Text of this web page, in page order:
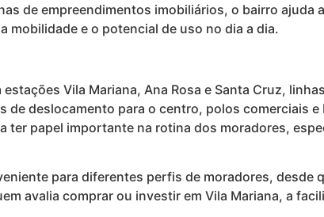
de empreendimentos imobiliários, o bairro
mobilidade e o potencial de uso no dia a dia.
Vila Mariana, Ana Rosa e Santa Cruz,
de deslocamento para o centro, polos comerciais
ter papel importante na rotina dos moradores,
para diferentes perfis de moradores, desde
avalia comprar ou investir em Vila Mariana, a